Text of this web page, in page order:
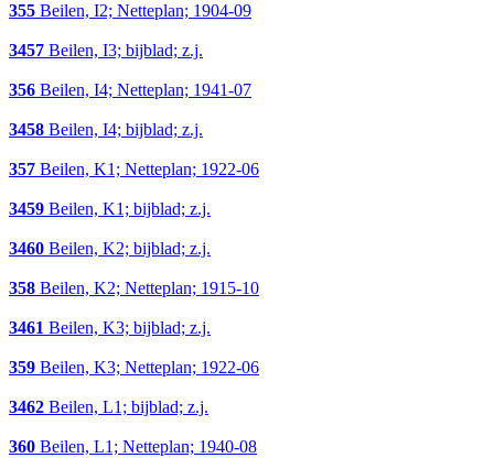
355 Beilen, I2; Netteplan; 1904-09
3457 Beilen, I3; bijblad; z.j.
356 Beilen, I4; Netteplan; 1941-07
3458 Beilen, I4; bijblad; z.j.
357 Beilen, K1; Netteplan; 1922-06
3459 Beilen, K1; bijblad; z.j.
3460 Beilen, K2; bijblad; z.j.
358 Beilen, K2; Netteplan; 1915-10
3461 Beilen, K3; bijblad; z.j.
359 Beilen, K3; Netteplan; 1922-06
3462 Beilen, L1; bijblad; z.j.
360 Beilen, L1; Netteplan; 1940-08